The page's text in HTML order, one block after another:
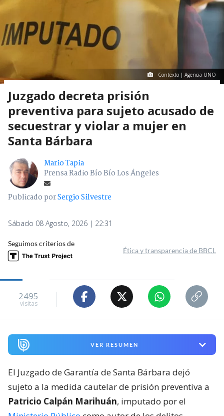
Contexto | Agencia UNO
Juzgado decreta prisión
preventiva para sujeto acusado de
secuestrar y violar a mujer en
Santa Bárbara
Mario Tapia
Prensa Radio Bío Bío Los Ángeles
Publicado porSergio Silvestre
Sábado 08 Agosto, 2026 | 22:31
Seguimos criterios de
Ética y transparencia de BBCL
2495
visitas
VER RESUMEN
El Juzgado de Garantía de Santa Bárbara dejó
sujeto a la medida cautelar de prisión preventiva a
Patricio Calpán Marihuán, imputado por el